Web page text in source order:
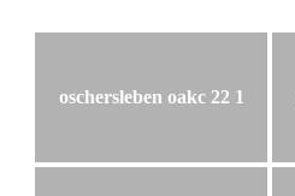
oschersleben oakc 22 1